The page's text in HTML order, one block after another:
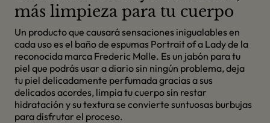
más limpieza para tu cuerpo
Un producto que causará sensaciones inigualables en
cada uso es el baño de espumas Portrait of a Lady de la
reconocida marca Frederic Malle. Es un jabón para tu
piel que podrás usar a diario sin ningún problema, deja
tu piel delicadamente perfumada gracias a sus
delicados acordes, limpia tu cuerpo sin restar
hidratación y su textura se convierte suntuosas burbujas
para disfrutar el proceso.